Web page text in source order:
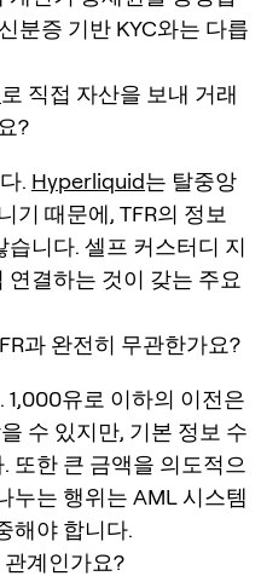
분증 기반 KYC와는 다릅
로 직접 자산을 보내 거래
?
. Hyperliquid는 탈중앙
기 때문에, TFR의 정보
니다. 셀프 커스터디 지
결하는 것이 갖는 주요
과 완전히 무관한가요?
유로 이하의 이전은
수 있지만, 기본 정보 수
또한 큰 금액을 의도적으
누는 행위는 AML 시스템
해야 합니다.
관계인가요?